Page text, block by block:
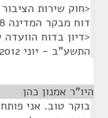
<חוק שירות
דוח מבקר המדינה 58ב', עמ 41>
<דיון בדוח
התשע"ב - יוני 2012)>
היו"ר אמנון כהן
בוקר טוב. אני